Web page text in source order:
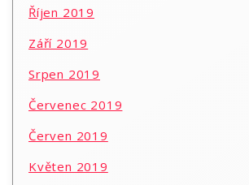
Říjen 2019
Září 2019
Srpen 2019
Červenec 2019
Červen 2019
Květen 2019